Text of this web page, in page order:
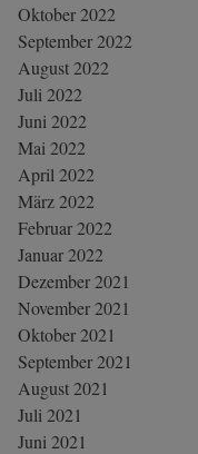
Oktober 2022
September 2022
August 2022
Juli 2022
Juni 2022
Mai 2022
April 2022
März 2022
Februar 2022
Januar 2022
Dezember 2021
November 2021
Oktober 2021
September 2021
August 2021
Juli 2021
Juni 2021